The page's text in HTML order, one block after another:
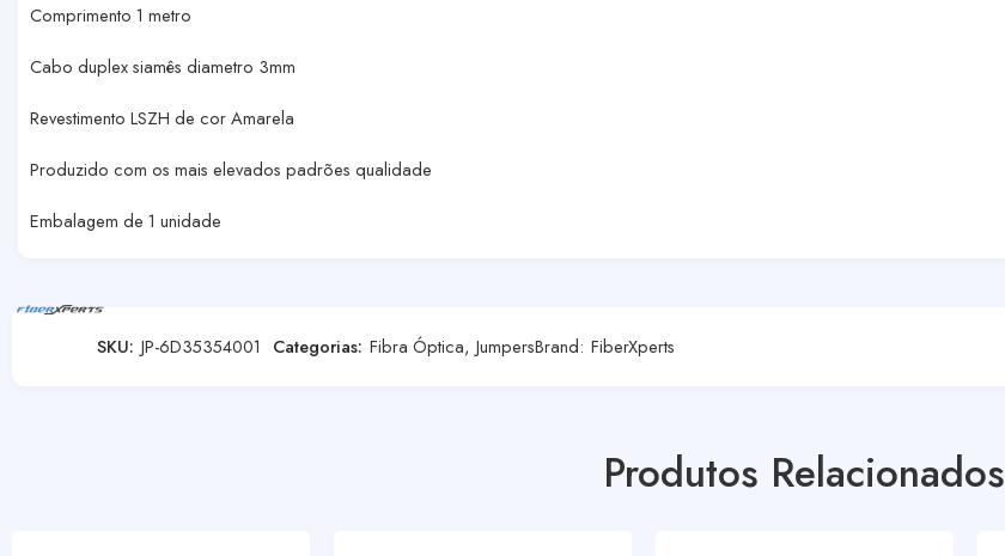
Comprimento 1 metro
Cabo duplex siamês diametro 3mm
Revestimento LSZH de cor Amarela
Produzido com os mais elevados padrões qualidade
Embalagem de 1 unidade
SKU: JP-6D35354001 Categorias: Fibra Óptica, JumpersBrand: FiberXperts
Produtos Relacionados